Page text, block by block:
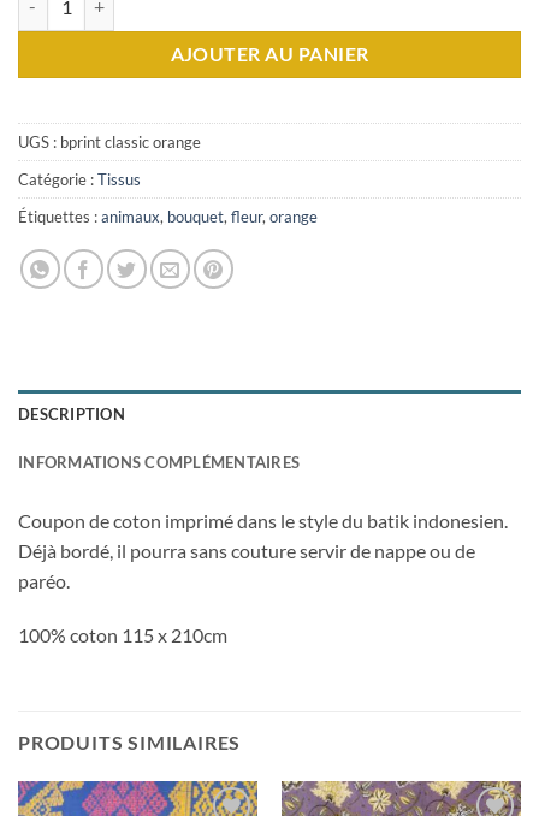
AJOUTER AU PANIER
UGS : bprint classic orange
Catégorie :Tissus
Étiquettes :animaux, bouquet, fleur, orange
DESCRIPTION
INFORMATIONS COMPLÉMENTAIRES
Coupon de coton imprimé dans le style du batik indonesien.
Déjà bordé, il pourra sans couture servir de nappe ou de
paréo.
100% coton 115 x 210cm
PRODUITS SIMILAIRES